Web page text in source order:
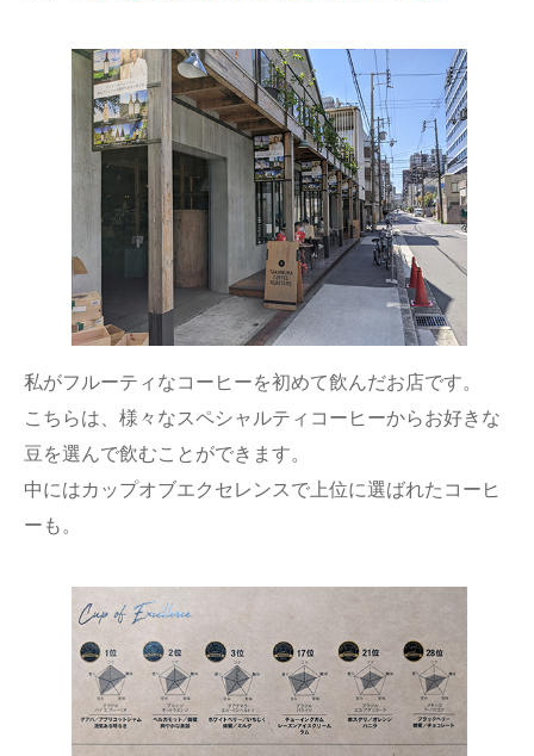
私がフルーティなコーヒーを初めて飲んだお店です。
こちらは、様々なスペシャルティコーヒーからお好きな
豆を選んで飲むことができます。
中にはカップオブエクセレンスで上位に選ばれたコーヒ
ーも。